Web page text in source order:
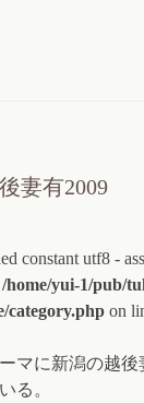
妻有2009
constant utf8 -
/home/yui-1/pub/
category.php on
マに新潟の越後
る。